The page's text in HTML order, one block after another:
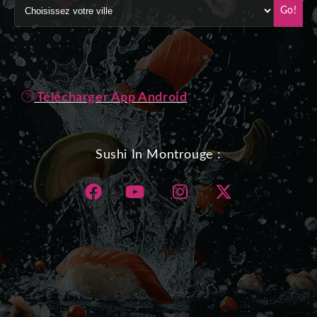
Go!
Télécharger App Android
Sushi In Montrouge :